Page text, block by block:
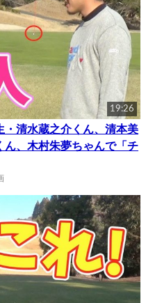
19:26
・清水蔵之介くん、清本美
ん、木村朱夢ちゃんで「チ